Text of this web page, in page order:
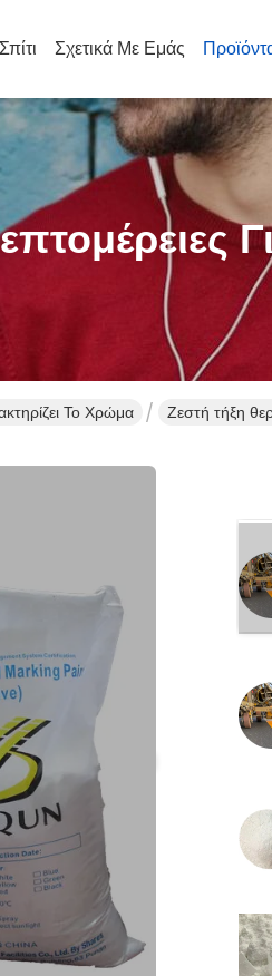
Σπίτι Σχετικά Με Εμάς
Το Χρώμα Ζεστή τήξη